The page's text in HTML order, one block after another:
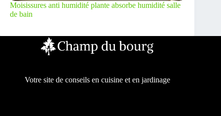
Moisissures anti humidité plante absorbe humidité salle
de bain
Votre site de conseils en cuisine et en jardinage